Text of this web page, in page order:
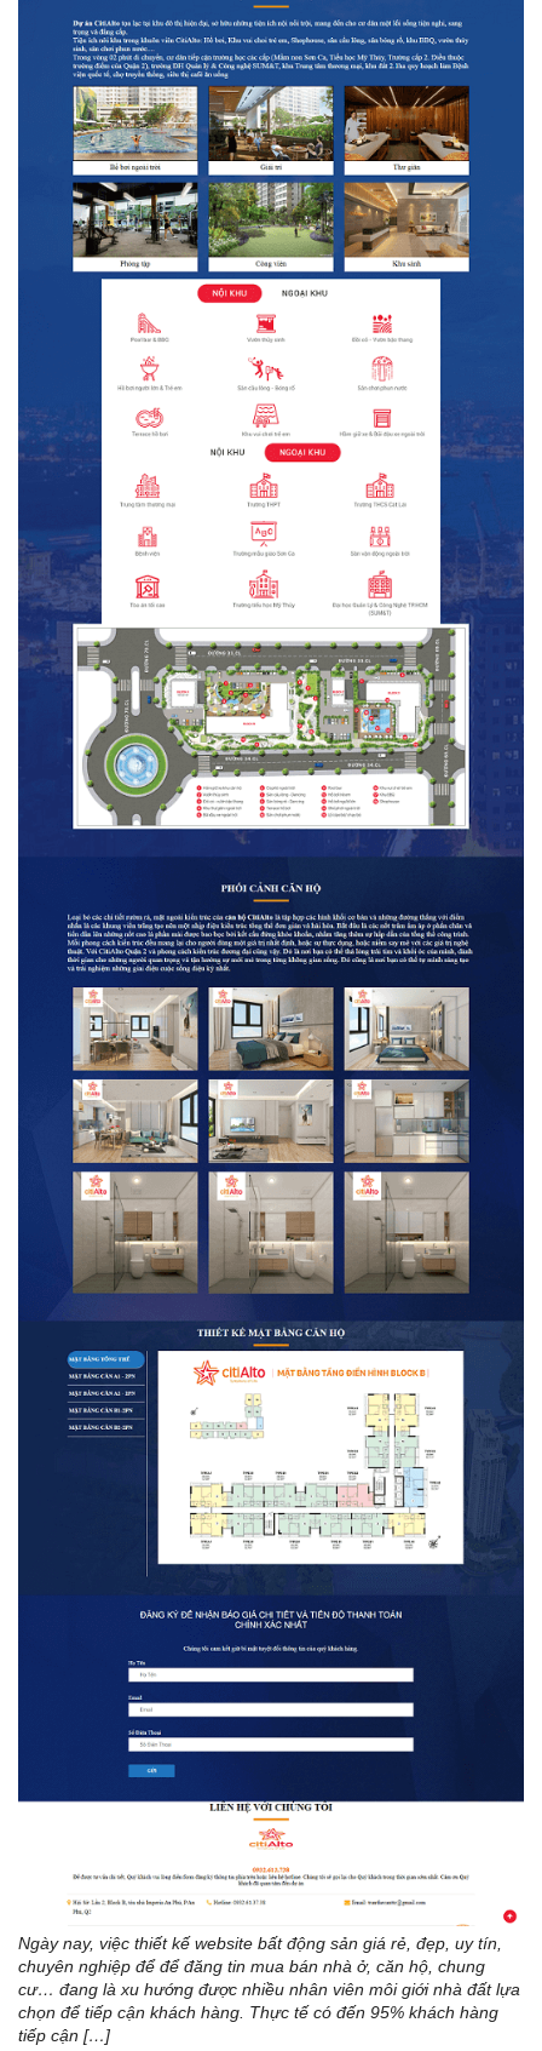
Ngày nay, việc thiết kế website bất động sản giá rẻ, đẹp, uy tín,
chuyên nghiệp để để đăng tin mua bán nhà ở, căn hộ, chung
cư… đang là xu hướng được nhiều nhân viên môi giới nhà đất lựa
chọn để tiếp cận khách hàng. Thực tế có đến 95% khách hàng
tiếp cận […]